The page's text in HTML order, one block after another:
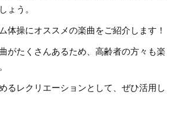
ょう。
体操にオススメの楽曲をご紹介します！
がたくさんあるため、高齢者の方々も楽
るレクリエーションとして、ぜひ活用し